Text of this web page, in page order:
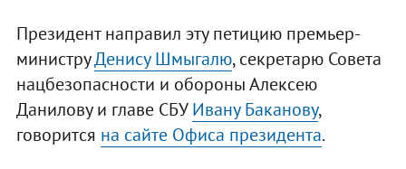
Президент направил эту петицию премьер-
министруДенису Шмыгалю, секретарю Совета
нацбезопасности и обороны Алексею
Данилову и главе СБУИвану Баканову,
говорится на сайте Офиса президента.